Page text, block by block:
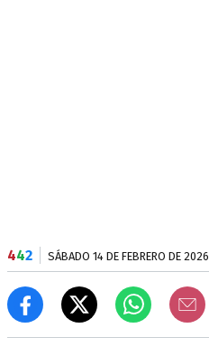
442 SÁBADO 14 DE FEBRERO DE 2026